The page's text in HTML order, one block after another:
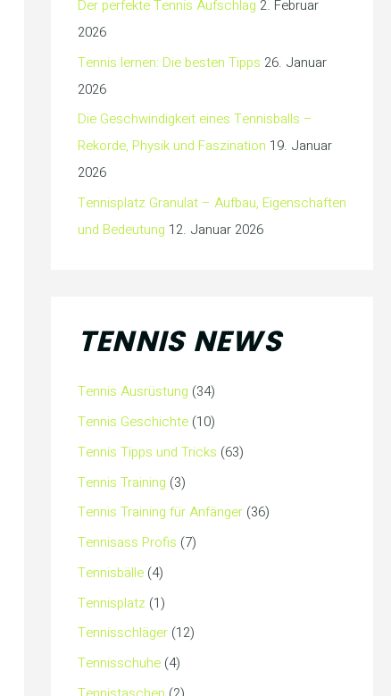
Der perfekte Tennis Aufschlag 2. Februar
2026
Tennis lernen: Die besten Tipps 26. Januar
2026
Die Geschwindigkeit eines Tennisballs –
Rekorde, Physik und Faszination 19. Januar
2026
Tennisplatz Granulat – Aufbau, Eigenschaften
und Bedeutung 12. Januar 2026
TENNIS NEWS
Tennis Ausrüstung (34)
Tennis Geschichte(10)
Tennis Tipps und Tricks (63)
Tennis Training (3)
Tennis Training für Anfänger(36)
Tennisass Profis (7)
Tennisbälle(4)
Tennisplatz(1)
Tennisschläger(12)
Tennisschuhe(4)